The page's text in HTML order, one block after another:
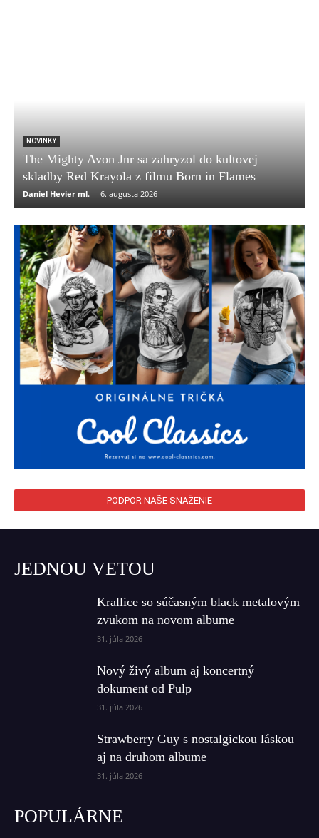
NOVINKY
The Mighty Avon Jnr sa zahryzol do kultovej
skladby Red Krayola z filmu Born in Flames
Daniel Hevier ml. - 6. augusta 2026
PODPOR NAŠE SNAŽENIE
JEDNOU VETOU
Krallice so súčasným black metalovým
zvukom na novom albume
31. júla 2026
Nový živý album aj koncertný
dokument od Pulp
31. júla 2026
Strawberry Guy s nostalgickou láskou
aj na druhom albume
31. júla 2026
POPULÁRNE